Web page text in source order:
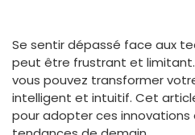
Se sentir dépassé face aux
peut être frustrant et
vous pouvez transformer
intelligent et intuitif. Cet
pour adopter ces innovations